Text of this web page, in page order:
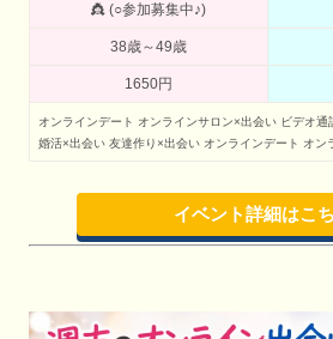
👸 (○参加募集中♪)
38歳～49歳
1650円
オンラインデート オンラインサロン×出会い ビデオ通
婚活×出会い 友達作り×出会い オンラインデート オン
イベント詳細はこ